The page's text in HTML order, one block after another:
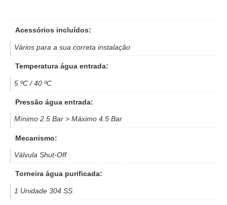
Acessórios incluídos:
Vários para a sua correta instalação
Temperatura água entrada:
5 ºC / 40 ºC
Pressão água entrada:
Mínimo 2.5 Bar > Máximo 4.5 Bar
Mecanismo:
Válvula Shut-Off
Torneira água purificada:
1 Unidade 304 SS